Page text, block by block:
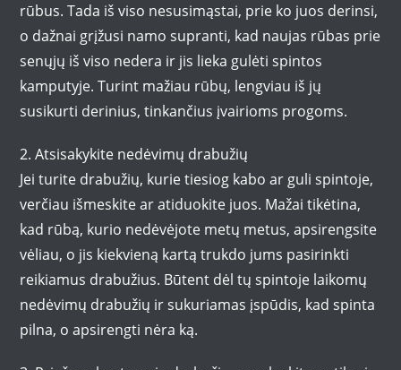
rūbus. Tada iš viso nesusimąstai, prie ko juos derinsi,
o dažnai grįžusi namo supranti, kad naujas rūbas prie
senųjų iš viso nedera ir jis lieka gulėti spintos
kamputyje. Turint mažiau rūbų, lengviau iš jų
susikurti derinius, tinkančius įvairioms progoms.
2. Atsisakykite nedėvimų drabužių
Jei turite drabužių, kurie tiesiog kabo ar guli spintoje,
verčiau išmeskite ar atiduokite juos. Mažai tikėtina,
kad rūbą, kurio nedėvėjote metų metus, apsirengsite
vėliau, o jis kiekvieną kartą trukdo jums pasirinkti
reikiamus drabužius. Būtent dėl tų spintoje laikomų
nedėvimų drabužių ir sukuriamas įspūdis, kad spinta
pilna, o apsirengti nėra ką.